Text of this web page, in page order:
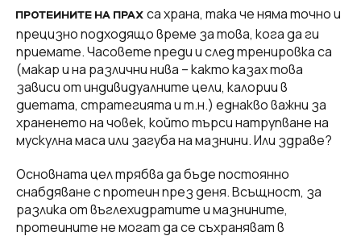
ПРОТЕИНИТЕ НА ПРАХ са храна, така че няма точно и
прецизно подходящо време за това, кога да ги
приемате. Часовете преди и след тренировка са
(макар и на различни нива – както казах това
зависи от индивидуалните цели, калории в
диетата, стратегията и т.н.) еднакво важни за
храненето на човек, който търси натрупване на
мускулна маса или загуба на мазнини. Или здраве?
Основната цел трябва да бъде постоянно
снабдяване с протеин през деня. Всъщност, за
разлика от въглехидратите и мазнините,
протеините не могат да се съхраняват в